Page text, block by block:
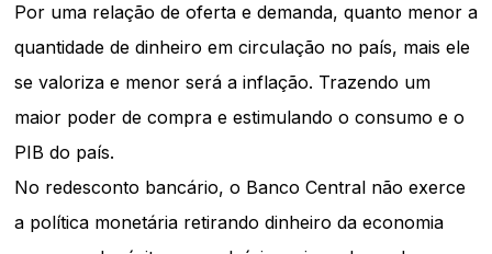
Por uma relação de oferta e demanda, quanto menor a
quantidade de dinheiro em circulação no país, mais ele
se valoriza e menor será a inflação. Trazendo um
maior poder de compra e estimulando o consumo e o
PIB do país.
No redesconto bancário, o Banco Central não exerce
a política monetária retirando dinheiro da economia